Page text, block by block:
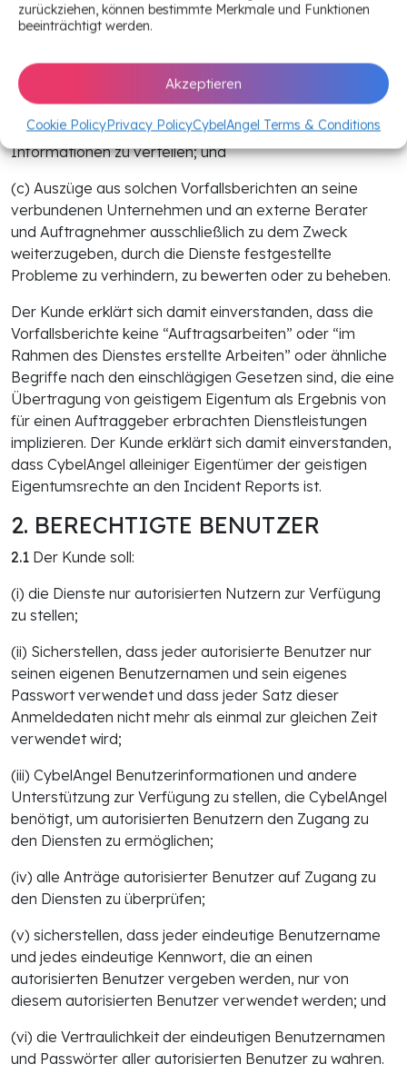
zurückziehen, können bestimmte Merkmale und Funktionen
beeinträchtigt werden.
Akzeptieren
Cookie PolicyPrivacy PolicyCybelAngel Terms & Conditions
solchen Vorfallsberichten zur Verwendung in
kundeneigenen, intern verbreiteten
(b) diese Auszüge aus den Vorfallsberichten innerhalb
der internen Organisation des Kunden ausschließlich
zum Zweck der Sammlung und Bewertung von
Informationen zu verteilen; und
(c) Auszüge aus solchen Vorfallsberichten an seine
verbundenen Unternehmen und an externe Berater
und Auftragnehmer ausschließlich zu dem Zweck
weiterzugeben, durch die Dienste festgestellte
Probleme zu verhindern, zu bewerten oder zu beheben.
Der Kunde erklärt sich damit einverstanden, dass die
Vorfallsberichte keine “Auftragsarbeiten” oder “im
Rahmen des Dienstes erstellte Arbeiten” oder ähnliche
Begriffe nach den einschlägigen Gesetzen sind, die eine
Übertragung von geistigem Eigentum als Ergebnis von
für einen Auftraggeber erbrachten Dienstleistungen
implizieren. Der Kunde erklärt sich damit einverstanden,
dass CybelAngel alleiniger Eigentümer der geistigen
Eigentumsrechte an den Incident Reports ist.
2. BERECHTIGTE BENUTZER
2.1 Der Kunde soll:
(i) die Dienste nur autorisierten Nutzern zur Verfügung
zu stellen;
(ii) Sicherstellen, dass jeder autorisierte Benutzer nur
seinen eigenen Benutzernamen und sein eigenes
Passwort verwendet und dass jeder Satz dieser
Anmeldedaten nicht mehr als einmal zur gleichen Zeit
verwendet wird;
(iii) CybelAngel Benutzerinformationen und andere
Unterstützung zur Verfügung zu stellen, die CybelAngel
benötigt, um autorisierten Benutzern den Zugang zu
den Diensten zu ermöglichen;
(iv) alle Anträge autorisierter Benutzer auf Zugang zu
den Diensten zu überprüfen;
(v) sicherstellen, dass jeder eindeutige Benutzername
und jedes eindeutige Kennwort, die an einen
autorisierten Benutzer vergeben werden, nur von
diesem autorisierten Benutzer verwendet werden; und
(vi) die Vertraulichkeit der eindeutigen Benutzernamen
und Passwörter aller autorisierten Benutzer zu wahren.